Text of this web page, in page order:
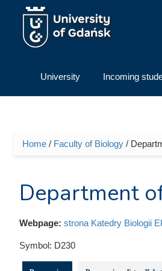
Skip to main content
University Incoming
You are here
Home / Faculty of Biology /
Department
Webpage: strona Katedry Biologii
Symbol: D230